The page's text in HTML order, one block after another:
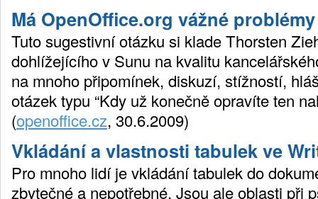
Má OpenOffice.org vážné
Tuto sugestivní otázku si klade Thorsten
dohlížejícího v Sunu na kvalitu
na mnoho připomínek, diskuzí, stížností,
otázek typu “Kdy už konečně opravíte ten
(openoffice.cz, 30.6.2009)
Vkládání a vlastnosti tabulek ve
Pro mnoho lidí je vkládání tabulek do
zbytečné a nepotřebné. Jsou ale oblasti při